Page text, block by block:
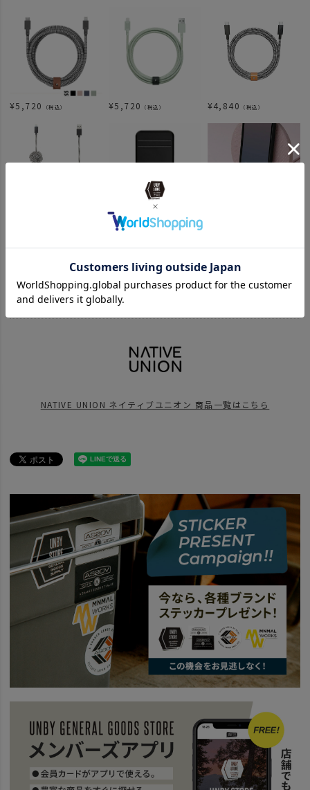
¥5,720 （税込） ¥5,720 （税込） ¥4,840 （税込）
¥4,180（税込）
関連カテゴリ
ITEM 雑貨・ホビー 携帯アクセサリー
NATIVE UNION - ネイティブユニオン
ブランド商品一覧
NATIVE UNION ネイティブユニオン 商品一覧はこちら